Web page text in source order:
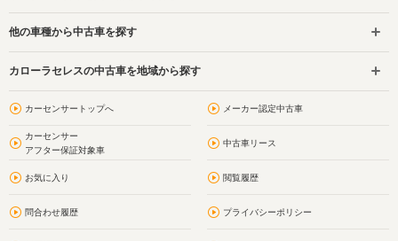
他の車種から中古車を探す
カローラセレスの中古車を地域から探す
カーセンサートップへ メーカー認定中古車
カーセンサー
アフター保証対象車
中古車リース
お気に入り 閲覧履歴
問合わせ履歴 プライバシーポリシー